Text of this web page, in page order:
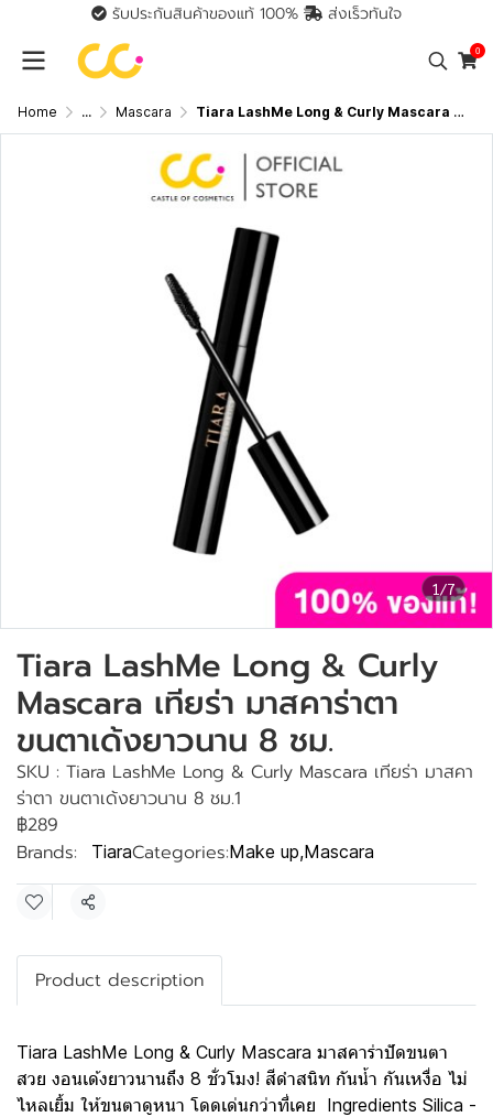
รับประกันสินค้าของแท้ 100% ส่งเร็วทันใจ
0
Home ... Mascara Tiara LashMe Long & Curly Mascara เทียร่า มาสคาร่าตา ขนตาเด้งยาวนาน 8 ชม.
1/7
Tiara LashMe Long & Curly
Mascara เทียร่า มาสคาร่าตา
ขนตาเด้งยาวนาน 8 ชม.
SKU : Tiara LashMe Long & Curly Mascara เทียร่า มาสคา
ร่าตา ขนตาเด้งยาวนาน 8 ชม.1
฿289
Brands:
TiaraCategories:Make up,Mascara
Share
Product description
Tiara LashMe Long & Curly Mascara มาสคาร่าปัดขนตา
สวย งอนเด้งยาวนานถึง 8 ชั่วโมง! สีดำสนิท กันน้ำ กันเหงื่อ ไม่
ไหลเยิ้ม ให้ขนตาดูหนา โดดเด่นกว่าที่เคย Ingredients Silica -